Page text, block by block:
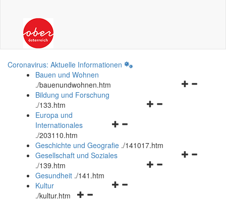
Coronavirus: Aktuelle Informationen
Bauen und Wohnen
./bauenundwohnen.htm
Navigationsmenü
Bildung und Forschung
./133.htm
Navigationsmenü
und
schließen
Europa und
Internationales
./203110.htm
Geschichte und Geografie ./141017.htm
Navigationsmenü
Gesellschaft und Soziales
./139.htm
Navigationsmenü
Gesundheit ./141.htm
Navigationsmenü
Kultur
./kultur.htm